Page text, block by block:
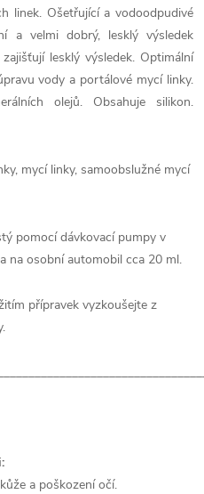
linek. Ošetřující a vodoodpudivé
a velmi dobrý, lesklý výsledek
lesklý výsledek. Optimální
vody a portálové mycí linky.
olejů. Obsahuje silikon.
mycí linky, samoobslužné mycí
pomocí dávkovací pumpy v
na osobní automobil cca 20 ml.
přípravek vyzkoušejte z
a poškození očí.